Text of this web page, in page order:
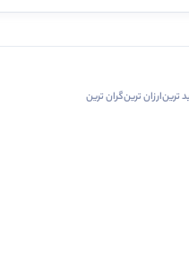
ترینارزان ترینگران ترین